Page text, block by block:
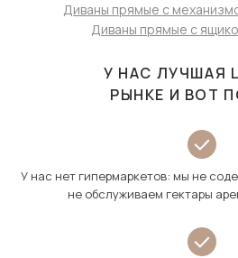
Диваны прямые с
Диваны прямые с
У НАС ЛУЧШАЯ
РЫНКЕ И ВОТ
У нас нет гипермаркетов: мы не
не обслуживаем гектары